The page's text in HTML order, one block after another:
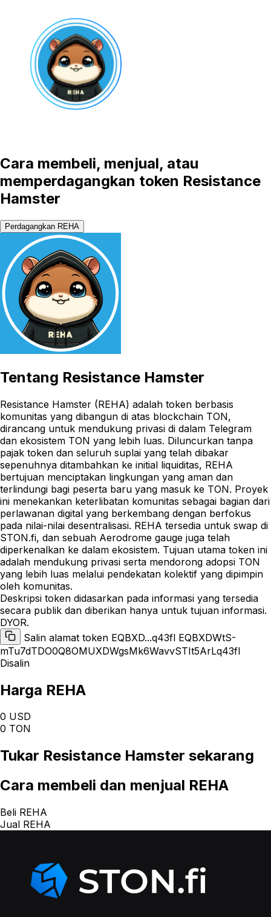
Cara membeli, menjual, atau
memperdagangkan token Resistance
Hamster
Perdagangkan REHA
Tentang Resistance Hamster
Resistance Hamster (REHA) adalah token berbasis
komunitas yang dibangun di atas blockchain TON,
dirancang untuk mendukung privasi di dalam Telegram
dan ekosistem TON yang lebih luas. Diluncurkan tanpa
pajak token dan seluruh suplai yang telah dibakar
sepenuhnya ditambahkan ke initial liquiditas, REHA
bertujuan menciptakan lingkungan yang aman dan
terlindungi bagi peserta baru yang masuk ke TON. Proyek
ini menekankan keterlibatan komunitas sebagai bagian dari
perlawanan digital yang berkembang dengan berfokus
pada nilai-nilai desentralisasi. REHA tersedia untuk swap di
STON.fi, dan sebuah Aerodrome gauge juga telah
diperkenalkan ke dalam ekosistem. Tujuan utama token ini
adalah mendukung privasi serta mendorong adopsi TON
yang lebih luas melalui pendekatan kolektif yang dipimpin
oleh komunitas.
Deskripsi token didasarkan pada informasi yang tersedia
secara publik dan diberikan hanya untuk tujuan informasi.
DYOR.
Salin alamat token EQBXD...q43fl EQBXDWtS-
mTu7dTDO0Q8OMUXDWgsMk6WavvSTIt5ArLq43fl
Disalin
Harga REHA
0 USD
0 TON
Tukar Resistance Hamster sekarang
Cara membeli dan menjual REHA
Beli REHA
Jual REHA